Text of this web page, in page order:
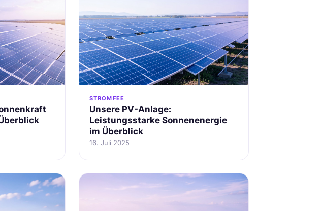
STROMFEE
Unsere PV-Anlage:
Leistungsstarke Sonnenenergie
im Überblick
16. Juli 2025